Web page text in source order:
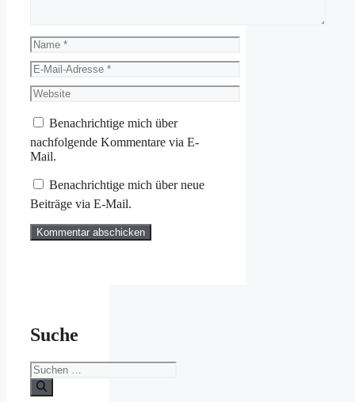
Name
E-
Mail-
Adresse
Website
Benachrichtige mich über
nachfolgende Kommentare via E-
Mail.
Benachrichtige mich über neue
Beiträge via E-Mail.
Suche
Suchen
nach: